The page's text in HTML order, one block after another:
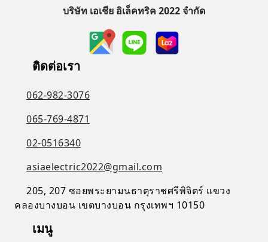
บริษัท เอเชีย อิเล็คทริค 2022 จำกัด
ติดต่อเรา
062-982-3076
065-769-4871
02-0516340
asiaelectric2022@gmail.com
205, 207 ซอยพระยามนธาตุราชศรีพิจิตร์ แขวง
คลองบางบอน เขตบางบอน กรุงเทพฯ 10150
เมนู